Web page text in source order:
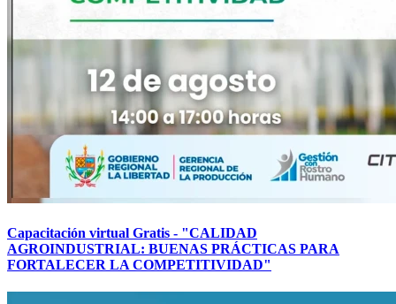
Capacitación virtual Gratis - "CALIDAD
AGROINDUSTRIAL: BUENAS PRÁCTICAS PARA
FORTALECER LA COMPETITIVIDAD"